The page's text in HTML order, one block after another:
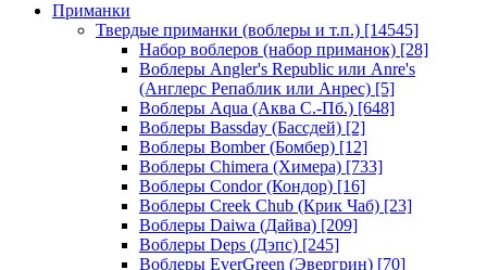
Приманки
Твердые приманки (воблеры и т.п.) [14545]
Набор воблеров (набор приманок) [28]
Воблеры Angler's Republic или Anre's
(Англерс Репаблик или Анрес) [5]
Воблеры Aqua (Аква С.-Пб.) [648]
Воблеры Bassday (Бассдей) [2]
Воблеры Bomber (Бомбер) [12]
Воблеры Chimera (Химера) [733]
Воблеры Condor (Кондор) [16]
Воблеры Creek Chub (Крик Чаб) [23]
Воблеры Daiwa (Дайва) [209]
Воблеры Deps (Дэпс) [245]
Воблеры EverGreen (Эвергрин) [70]